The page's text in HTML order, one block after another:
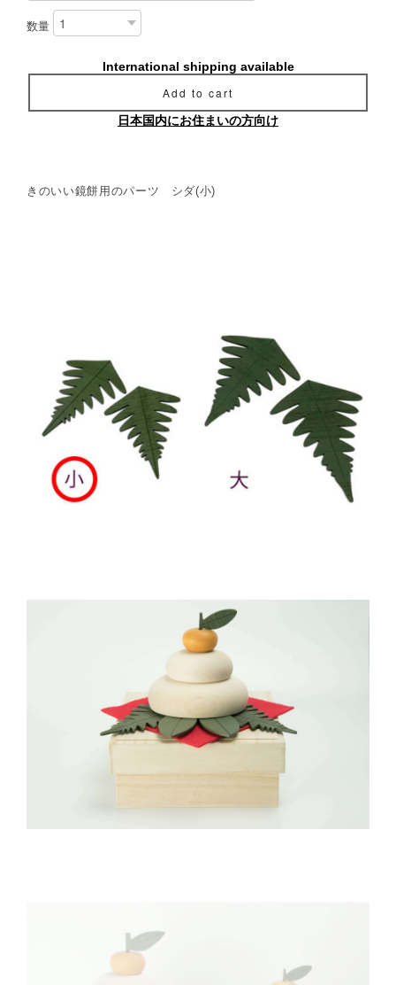
数量
International shipping available
Add to cart
日本国内にお住まいの方向け
きのいい鏡餅用のパーツ シダ(小)